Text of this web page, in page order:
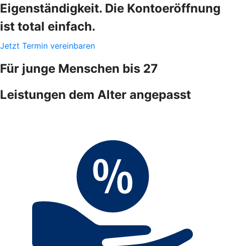
Eigenständigkeit. Die Kontoeröffnung
ist total einfach.
Jetzt Termin vereinbaren
Für junge Menschen bis 27
Leistungen dem Alter angepasst